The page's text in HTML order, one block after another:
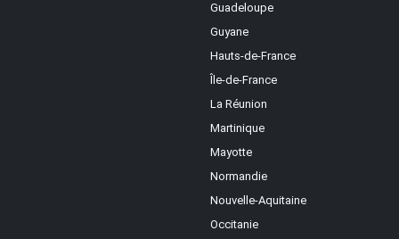
Guadeloupe
Guyane
Hauts-de-France
Île-de-France
La Réunion
Martinique
Mayotte
Normandie
Nouvelle-Aquitaine
Occitanie